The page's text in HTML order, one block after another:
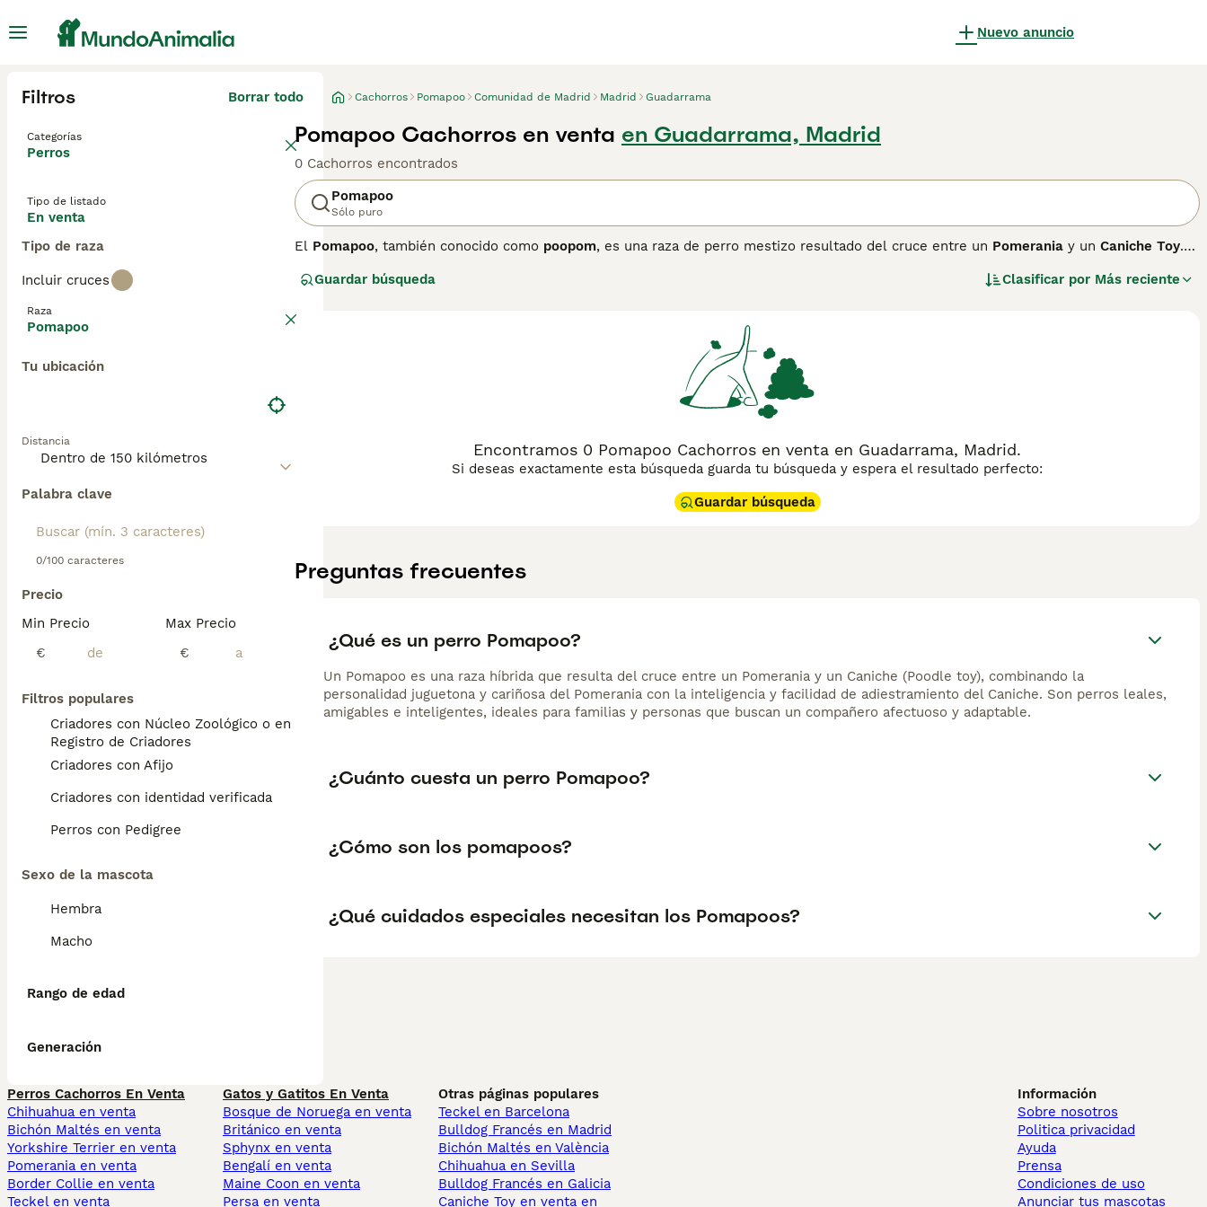
Nuevo anuncio
Filtros Borrar todo
Categorías
Perros
Tipo de listado
En venta
Tipo de raza
Incluir cruces
Raza
Pomapoo
Tu ubicación
Distancia
Palabra clave
0/100 caracteres
Precio
Min Precio
€
Max Precio
€
Filtros populares
Criadores con Núcleo Zoológico o en el
Registro de Criadores
Criadores con Afijo
Criadores con identidad verificada
Perros con Pedigree
Sexo de la mascota
Hembra
Macho
Rango de edad
Generación
Cachorros Pomapoo Comunidad de Madrid Madrid Guadarrama
Pomapoo Cachorros en venta en Guadarrama, Madrid
0 Cachorros encontrados
Pomapoo
Sólo puro
El Pomapoo, también conocido como poopom, es una raza de perro mestizo resultado del cruce entre un Pomerania y un Caniche Toy.
pequeño, que varía entre 5 y 15 libras, y su altura de 20 a 30 cm aproximadamente. Su pelaje puede ser corto, medio, liso, ondulado o
juguetón, inteligente y muy cariñoso, lo que lo convierte en una mascota ideal para familias, incluso en apartamentos gracias a su tamaño
compacto. Son perros sociales pero pueden mostrarse reservados con extraños y es importante una buena socialización y entrenamiento
para controlar su tendencia a ladrar. Además, se adaptan bien a niños y otros animales si se los trata con cuidado. El Pomapoo es
perfecto para quienes buscan un compañero activo, juguetón y afectuoso, ideal para espacios reducidos y hogares con tiempo para su
Guardar búsqueda Clasificar por Más reciente
Encontramos 0 Pomapoo Cachorros en venta en Guadarrama, Madrid.
Si deseas exactamente esta búsqueda guarda tu búsqueda y espera el resultado perfecto:
Guardar búsqueda
Preguntas frecuentes
¿Qué es un perro Pomapoo?
Un Pomapoo es una raza híbrida que resulta del cruce entre un Pomerania y un Caniche (Poodle toy), combinando la
personalidad juguetona y cariñosa del Pomerania con la inteligencia y facilidad de adiestramiento del Caniche. Son perros leales,
amigables e inteligentes, ideales para familias y personas que buscan un compañero afectuoso y adaptable.
¿Cuánto cuesta un perro Pomapoo?
¿Cómo son los pomapoos?
¿Qué cuidados especiales necesitan los Pomapoos?
Perros Cachorros En Venta
Chihuahua en venta
Bichón Maltés en venta
Yorkshire Terrier en venta
Pomerania en venta
Border Collie en venta
Teckel en venta
Gatos y Gatitos En Venta
Bosque de Noruega en venta
Británico en venta
Sphynx en venta
Bengalí en venta
Maine Coon en venta
Persa en venta
Otras páginas populares
Teckel en Barcelona
Bulldog Francés en Madrid
Bichón Maltés en València
Chihuahua en Sevilla
Bulldog Francés en Galicia
Caniche Toy en venta en
Información
Sobre nosotros
Politica privacidad
Ayuda
Prensa
Condiciones de uso
Anunciar tus mascotas